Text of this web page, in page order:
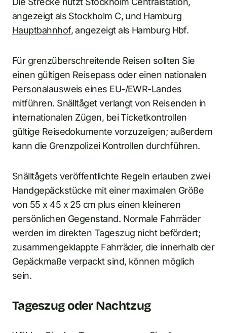
angezeigt als Stockholm C, und Hamburg
Hauptbahnhof, angezeigt als Hamburg Hbf.
Für grenzüberschreitende Reisen sollten Sie
einen gültigen Reisepass oder einen nationalen
Personalausweis eines EU-/EWR-Landes
mitführen. Snälltåget verlangt von Reisenden in
internationalen Zügen, bei Ticketkontrollen
gültige Reisedokumente vorzuzeigen; außerdem
kann die Grenzpolizei Kontrollen durchführen.
Snälltågets veröffentlichte Regeln erlauben zwei
Handgepäckstücke mit einer maximalen Größe
von 55 x 45 x 25 cm plus einen kleineren
persönlichen Gegenstand. Normale Fahrräder
werden im direkten Tageszug nicht befördert;
zusammengeklappte Fahrräder, die innerhalb der
Gepäckmaße verpackt sind, können möglich
sein.
Tageszug oder Nachtzug